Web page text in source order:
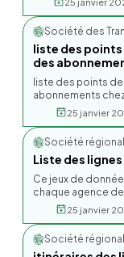
Société des
liste des
des
liste des points
abonnements chez
25 janvier
Société
Liste des lignes
Ce jeux de
chaque agence de
25 janvier
Société